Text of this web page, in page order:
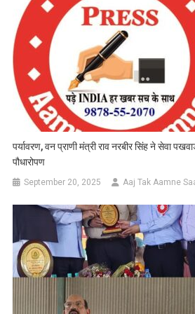
पर्यावरण, वन प्राणी मंत्री राव नरबीर सिंह ने सेवा
पौधारोपण
September 20, 2025 Aaj Tak Aamne